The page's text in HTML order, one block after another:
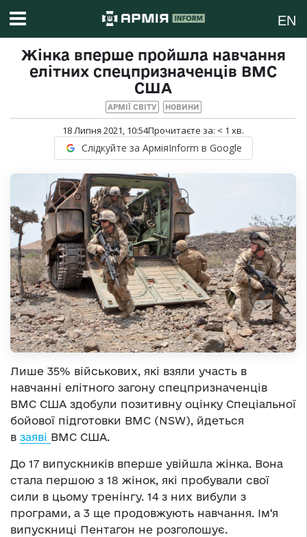
EN
Жінка вперше пройшла навчання
елітних спецпризначенців ВМС
США
АРМІЇ СВІТУ НОВИНИ
18 Липня 2021, 10:54Прочитаєте за: < 1 хв.
Слідкуйте за АрміяInform в Google
Лише 35% військових, які взяли участь в
навчанні елітного загону спецпризначенців
ВМС США здобули позитивну оцінку Спеціальної
бойової підготовки ВМС (NSW), йдеться
в заяві ВМС США.
До 17 випускників вперше увійшла жінка. Вона
стала першою з 18 жінок, які пробували свої
сили в цьому тренінгу. 14 з них вибули з
програми, а 3 ще продовжують навчання. Ім‘я
випускниці Пентагон не розголошує.